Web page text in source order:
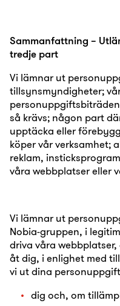
Sammanfattning –
tredje part
Vi lämnar ut
tillsynsmyndigheter;
så krävs; någon part
upptäcka eller
köper vår verksamhet;
reklam,
våra webbplatser eller
Vi lämnar ut
Nobia-gruppen, i
driva våra
åt dig, i enlighet med
vi ut dina
dig och, om